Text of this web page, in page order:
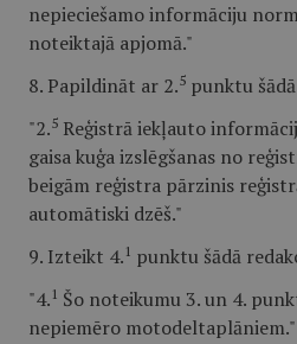
nepieciešamo informāciju
noteiktajā apjomā."
8. Papildināt ar 2.5 punktu
"2.5 Reģistrā iekļauto
gaisa kuģa izslēgšanas no
beigām reģistra pārzinis
automātiski dzēš."
9. Izteikt 4. 1 punktu šādā
"4. 1 Šo noteikumu 3. un 4.
nepiemēro motodeltaplāniem."